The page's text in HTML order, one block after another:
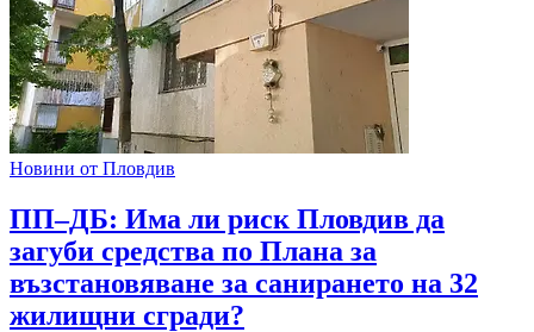
Новини от Пловдив
ПП–ДБ: Има ли риск Пловдив да
загуби средства по Плана за
възстановяване за санирането на 32
жилищни сгради?